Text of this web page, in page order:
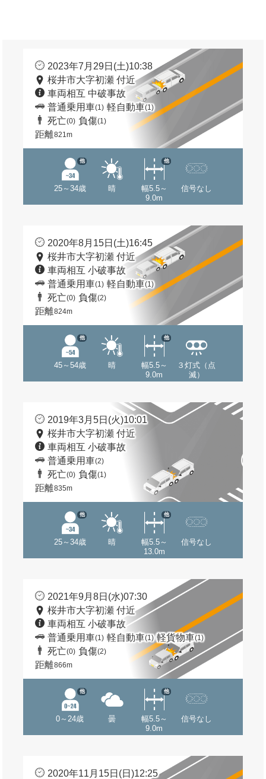
2023年7月29日(土)10:38
桜井市大字初瀬 付近
車両相互 中破事故
普通乗用車(1) 軽自動車(1)
死亡(0) 負傷(1)
距離821m
25～34歳
他
晴
幅5.5～
9.0m
他
信号なし
2020年8月15日(土)16:45
桜井市大字初瀬 付近
車両相互 小破事故
普通乗用車(1) 軽自動車(1)
死亡(0) 負傷(2)
距離824m
45～54歳
他
晴
幅5.5～
9.0m
他
３灯式（点
滅）
2019年3月5日(火)10:01
桜井市大字初瀬 付近
車両相互 小破事故
普通乗用車(2)
死亡(0) 負傷(1)
距離835m
25～34歳
他
晴
幅5.5～
13.0m
他
信号なし
2021年9月8日(水)07:30
桜井市大字初瀬 付近
車両相互 小破事故
普通乗用車(1) 軽自動車(1) 軽貨物車(1)
死亡(0) 負傷(2)
距離866m
0～24歳
他
曇
幅5.5～
9.0m
他
信号なし
2020年11月15日(日)12:25